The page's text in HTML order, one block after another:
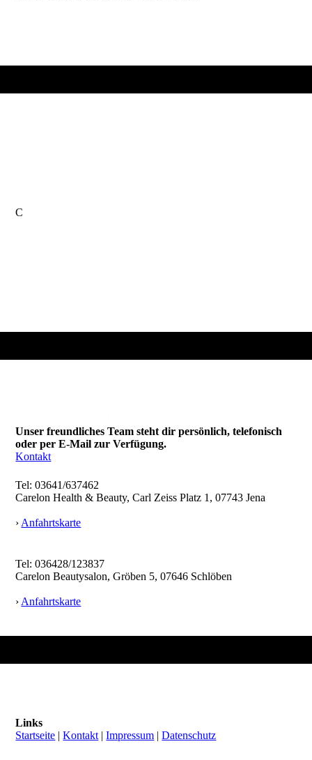
C
Unser freundliches Team steht dir persönlich, telefonisch
oder per E-Mail zur Verfügung.
Kontakt
Tel: 03641/637462
Carelon Health & Beauty, Carl Zeiss Platz 1, 07743 Jena
› Anfahrtskarte
Tel: 036428/123837
Carelon Beautysalon, Gröben 5, 07646 Schlöben
› Anfahrtskarte
Links
Startseite |Kontakt |Impressum |Datenschutz